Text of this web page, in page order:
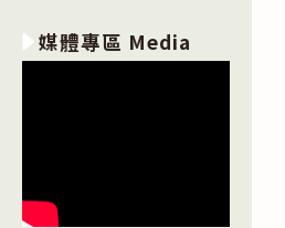
媒體專區 Media